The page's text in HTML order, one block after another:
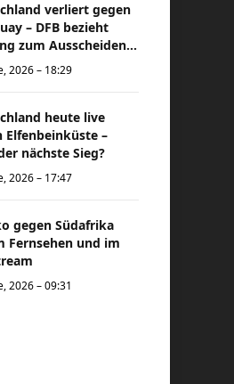
verliert gegen
– DFB bezieht
zum Ausscheiden
Weltmeisterschaft
2026 – 18:29
heute live
Elfenbeinküste –
nächste Sieg?
2026 – 17:47
gegen Südafrika
Fernsehen und im
2026 – 09:31